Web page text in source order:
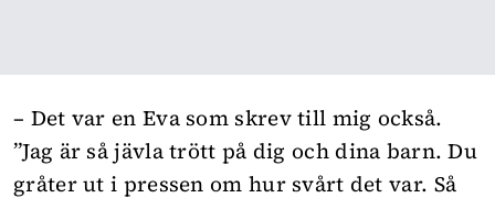
– Det var en Eva som skrev till mig också.
”Jag är så jävla trött på dig och dina barn. Du
gråter ut i pressen om hur svårt det var. Så